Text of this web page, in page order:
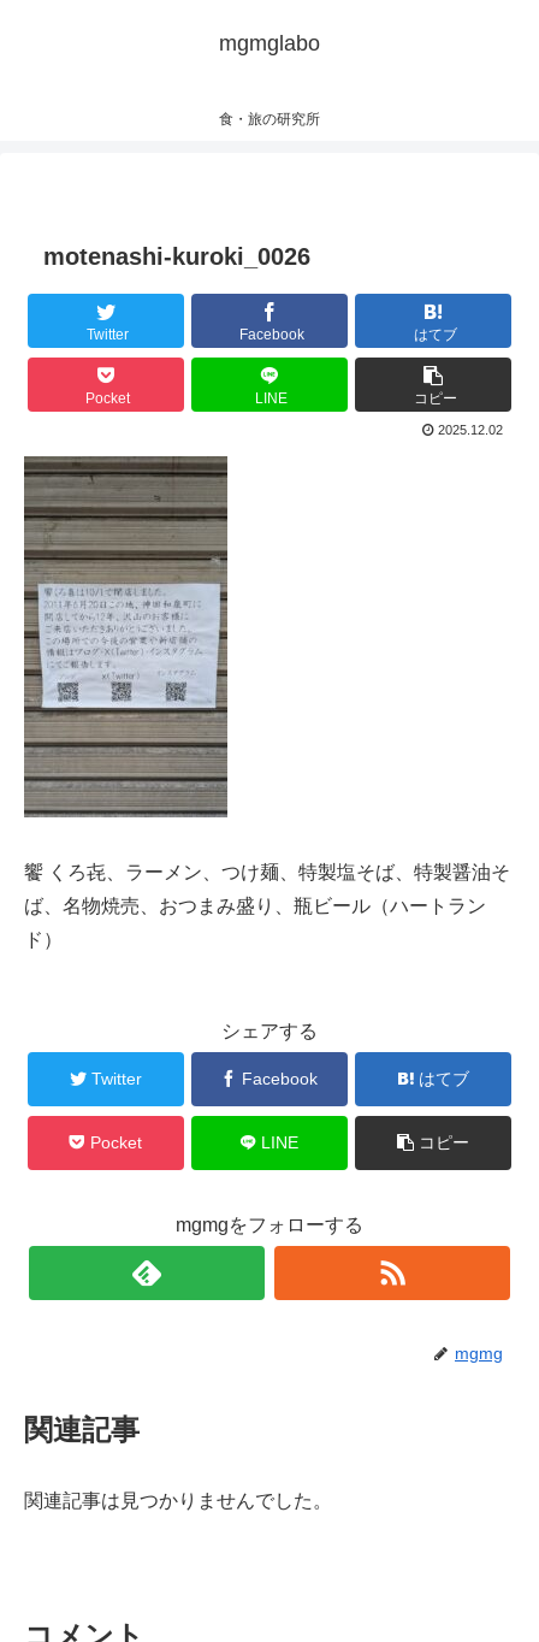
mgmglabo
食・旅の研究所
motenashi-kuroki_0026
Twitter Facebook はてブ
Pocket LINE コピー
2025.12.02
饗 くろ㐂、ラーメン、つけ麺、特製塩そば、特製醤油そ
ば、名物焼売、おつまみ盛り、瓶ビール（ハートラン
ド）
シェアする
Twitter Facebook はてブ
Pocket LINE コピー
mgmgをフォローする
mgmg
関連記事
関連記事は見つかりませんでした。
コメント